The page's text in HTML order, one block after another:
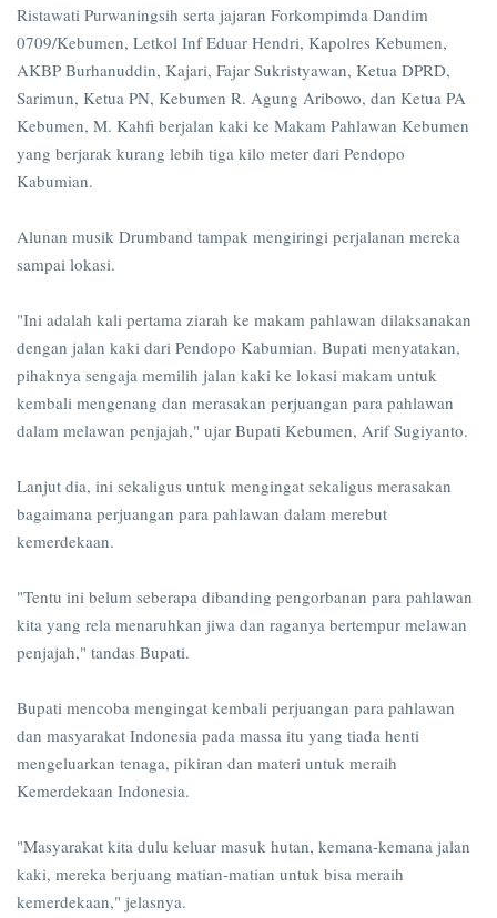
Ristawati Purwaningsih serta jajaran Forkompimda Dandim
0709/Kebumen, Letkol Inf Eduar Hendri, Kapolres Kebumen,
AKBP Burhanuddin, Kajari, Fajar Sukristyawan, Ketua DPRD,
Sarimun, Ketua PN, Kebumen R. Agung Aribowo, dan Ketua PA
Kebumen, M. Kahfi berjalan kaki ke Makam Pahlawan Kebumen
yang berjarak kurang lebih tiga kilo meter dari Pendopo
Kabumian.
Alunan musik Drumband tampak mengiringi perjalanan mereka
sampai lokasi.
"Ini adalah kali pertama ziarah ke makam pahlawan dilaksanakan
dengan jalan kaki dari Pendopo Kabumian. Bupati menyatakan,
pihaknya sengaja memilih jalan kaki ke lokasi makam untuk
kembali mengenang dan merasakan perjuangan para pahlawan
dalam melawan penjajah," ujar Bupati Kebumen, Arif Sugiyanto.
Lanjut dia, ini sekaligus untuk mengingat sekaligus merasakan
bagaimana perjuangan para pahlawan dalam merebut
kemerdekaan.
"Tentu ini belum seberapa dibanding pengorbanan para pahlawan
kita yang rela menaruhkan jiwa dan raganya bertempur melawan
penjajah," tandas Bupati.
Bupati mencoba mengingat kembali perjuangan para pahlawan
dan masyarakat Indonesia pada massa itu yang tiada henti
mengeluarkan tenaga, pikiran dan materi untuk meraih
Kemerdekaan Indonesia.
"Masyarakat kita dulu keluar masuk hutan, kemana-kemana jalan
kaki, mereka berjuang matian-matian untuk bisa meraih
kemerdekaan," jelasnya.